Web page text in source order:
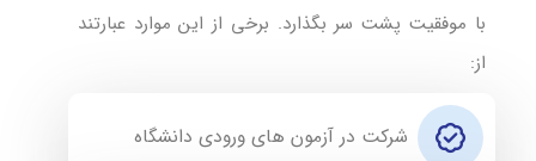
با موفقیت پشت سر بگذارد. برخی از این موارد عبارتند
از:
شرکت در آزمون های ورودی دانشگاه